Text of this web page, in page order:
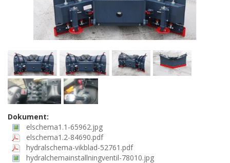
Dokument:
elschema1.1-65962.jpg
elschema1.2-84690.pdf
hydralschema-vikblad-52761.pdf
hydralchemainstallningventil-78010.jpg